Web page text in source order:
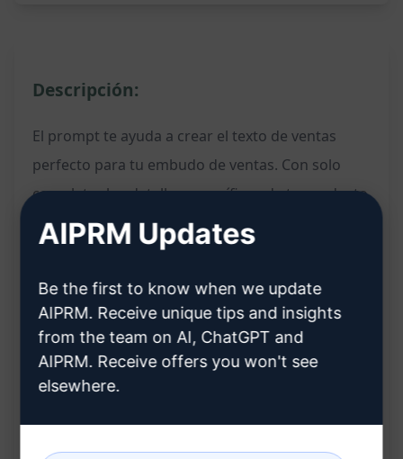
Descripción:
El prompt te ayuda a crear el texto de ventas
perfecto para tu embudo de ventas. Con solo
completar los detalles específicos de tu producto
o servicio, obtendrás un copy persuasivo y
efectivo diseñado para atraer a tus clientes
potenciales y aumentar tus conversiones.
Características:
Genera un texto de ventas personalizado para
tu embudo de ventas
Crea un copy atractivo y convincente para tus
productos o servicios
AIPRM Updates
Be the first to know when we update
AIPRM. Receive unique tips and insights
from the team on AI, ChatGPT and
AIPRM. Receive offers you won't see
elsewhere.